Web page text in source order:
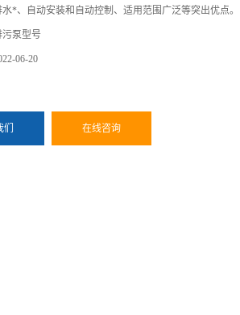
*、自动安装和自动控制、适用范围广泛等突出优点。
泵型号
06-20
在线咨询